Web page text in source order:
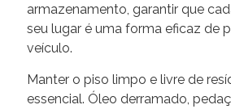
armazenamento, garantir que
seu lugar é uma forma eficaz de
veículo.
Manter o piso limpo e livre de
essencial. Óleo derramado,